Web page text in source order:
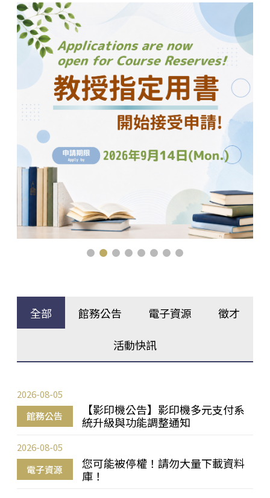
全部 館務公告 電子資源 徵才
活動快訊
館務公告
【影印機公告】影印機多元支付系
統升級與功能調整通知
2026-08-05
電子資源
您可能被停權！請勿大量下載資料
庫！
2026-08-05